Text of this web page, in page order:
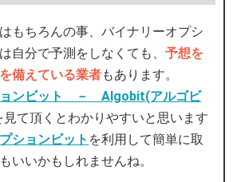
もちろんの事、バイナリーオプシ
自分で予測をしなくても、 予想を
備えている業者もあります。
ョンビット － Algobit(アルゴビ
見て頂くとわかりやすいと思います
ションビット を利用して簡単に取
いいかもしれませんね。